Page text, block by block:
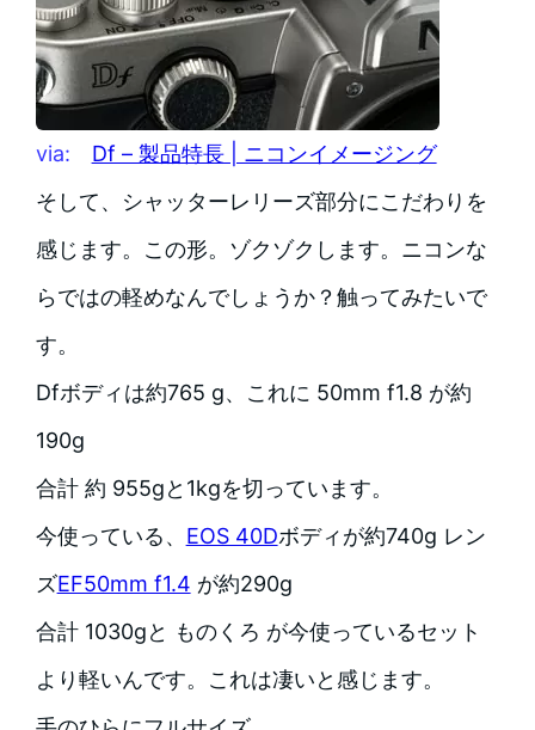
via: Df – 製品特長 | ニコンイメージング
そして、シャッターレリーズ部分にこだわりを
感じます。この形。ゾクゾクします。ニコンな
らではの軽めなんでしょうか？触ってみたいで
す。
Dfボディは約765 g、これに 50mm f1.8 が約
190g
合計 約 955gと1kgを切っています。
今使っている、 EOS 40Dボディが約740g レン
ズEF50mm f1.4 が約290g
合計 1030gと ものくろ が今使っているセット
より軽いんです。これは凄いと感じます。